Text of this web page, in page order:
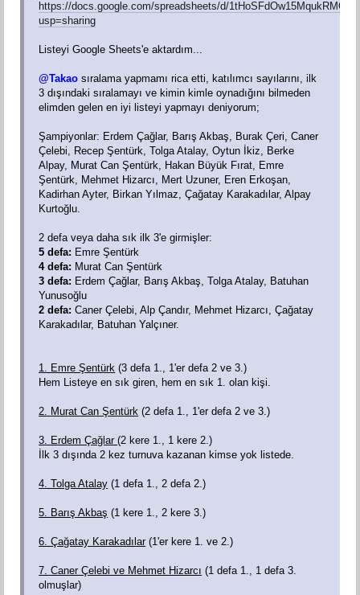
https://docs.google.com/spreadsheets/d/
usp=sharing
Listeyi Google Sheets'e aktardım...
@Takao sıralama yapmamı rica etti, katılımcı sayılarını, ilk
3 dışındaki sıralamayı ve kimin kimle oynadığını bilmeden
elimden gelen en iyi listeyi yapmayı deniyorum;
Şampiyonlar: Erdem Çağlar, Barış Akbaş, Burak Çeri, Caner
Çelebi, Recep Şentürk, Tolga Atalay, Oytun İkiz, Berke
Alpay, Murat Can Şentürk, Hakan Büyük Fırat, Emre
Şentürk, Mehmet Hizarcı, Mert Uzuner, Eren Erkoşan,
Kadirhan Ayter, Birkan Yılmaz, Çağatay Karakadılar, Alpay
Kurtoğlu.
2 defa veya daha sık ilk 3'e girmişler:
5 defa: Emre Şentürk
4 defa: Murat Can Şentürk
3 defa: Erdem Çağlar, Barış Akbaş, Tolga Atalay, Batuhan
Yunusoğlu
2 defa: Caner Çelebi, Alp Çandır, Mehmet Hizarcı, Çağatay
Karakadılar, Batuhan Yalçıner.
1. Emre Şentürk (3 defa 1., 1'er defa 2 ve 3.)
Hem Listeye en sık giren, hem en sık 1. olan kişi.
2. Murat Can Şentürk (2 defa 1., 1'er defa 2 ve 3.)
3. Erdem Çağlar(2 kere 1., 1 kere 2.)
İlk 3 dışında 2 kez turnuva kazanan kimse yok listede.
4. Tolga Atalay (1 defa 1., 2 defa 2.)
5. Barış Akbaş (1 kere 1., 2 kere 3.)
6. Çağatay Karakadılar(1'er kere 1. ve 2.)
7. Caner Çelebi ve Mehmet Hizarcı (1 defa 1., 1 defa 3.
olmuşlar)